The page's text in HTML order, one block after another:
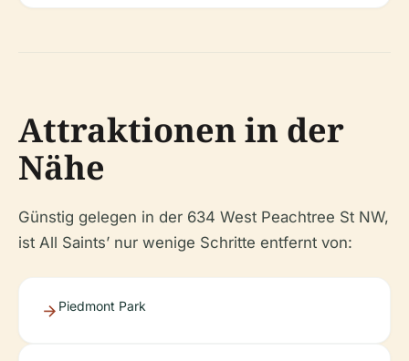
Attraktionen in der
Nähe
Günstig gelegen in der 634 West Peachtree St NW,
ist All Saints’ nur wenige Schritte entfernt von:
Piedmont Park